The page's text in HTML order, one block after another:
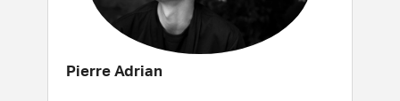
Pierre Adrian